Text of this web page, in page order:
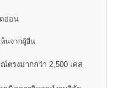
อ่อน
ห็นจากผู้อื่น
รงมากกว่า 2,500 เคส